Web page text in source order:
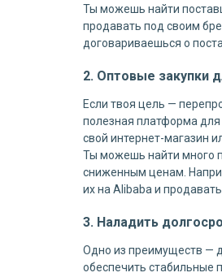
Ты можешь найти
продавать под своим
договариваешься о
2. Оптовые закупки
Если твоя цель —
полезная платформа
свой интернет-магазин
Ты можешь найти много
сниженным ценам.
их на Alibaba и
3. Наладить
Одно из преимуществ —
обеспечить стабильные